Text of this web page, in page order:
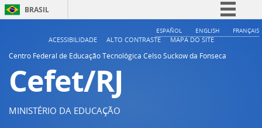
BRASIL
Simplifique!
ESPAÑOL ENGLISH FRANÇAIS
ACESSIBILIDADE ALTO CONTRASTE
MAPA DO SITE
Centro Federal de Educação Tecnológica Celso Suckow da Fonseca
Cefet/RJ
MINISTÉRIO DA EDUCAÇÃO